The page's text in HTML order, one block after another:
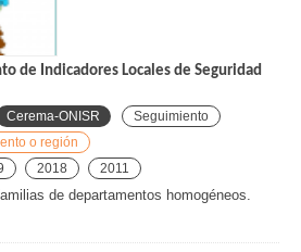
de Indicadores Locales de Seguridad
Cerema-ONISR
Seguimiento
o región
2018 2011
de departamentos homogéneos.